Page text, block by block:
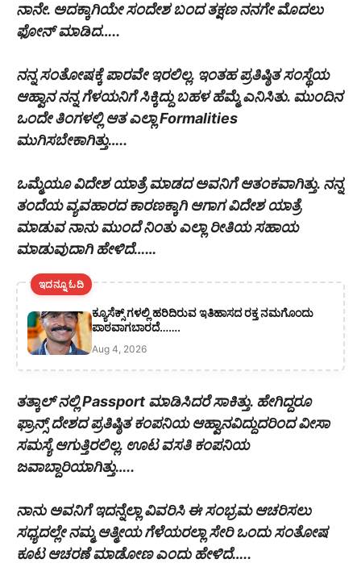
ನಾನೇ. ಅದಕ್ಕಾಗಿಯೇ ಸಂದೇಶ ಬಂದ ತಕ್ಷಣ ನನಗೇ ಮೊದಲು
ಫೋನ್ ಮಾಡಿದ…..
ನನ್ನ ಸಂತೋಷಕ್ಕೆ ಪಾರವೇ ಇರಲಿಲ್ಲ. ಇಂತಹ ಪ್ರತಿಷ್ಠಿತ ಸಂಸ್ಥೆಯ
ಆಹ್ವಾನ ನನ್ನ ಗೆಳಯನಿಗೆ ಸಿಕ್ಕಿದ್ದು ಬಹಳ ಹೆಮ್ಮೆ ಎನಿಸಿತು. ಮುಂದಿನ
ಒಂದೇ ತಿಂಗಳಲ್ಲಿ ಆತ ಎಲ್ಲಾ Formalities
ಮುಗಿಸಬೇಕಾಗಿತ್ತು…..
ಒಮ್ಮೆಯೂ ವಿದೇಶ ಯಾತ್ರೆ ಮಾಡದ ಅವನಿಗೆ ಆತಂಕವಾಗಿತ್ತು. ನನ್ನ
ತಂದೆಯ ವ್ಯವಹಾರದ ಕಾರಣಕ್ಕಾಗಿ ಆಗಾಗ ವಿದೇಶ ಯಾತ್ರೆ
ಮಾಡುವ ನಾನು ಮುಂದೆ ನಿಂತು ಎಲ್ಲಾ ರೀತಿಯ ಸಹಾಯ
ಮಾಡುವುದಾಗಿ ಹೇಳಿದೆ……
ಇದನ್ನೂ ಓದಿ
ಕ್ಯೂಸೆಕ್ಸ್ ಗಳಲ್ಲಿ ಹರಿದಿರುವ ಇತಿಹಾಸದ ರಕ್ತ ನಮಗೊಂದು
ಪಾಠವಾಗಬಾರದೆ…….
Aug 4, 2026
ತತ್ಕಾಲ್ ನಲ್ಲಿ Passport ಮಾಡಿಸಿದರೆ ಸಾಕಿತ್ತು. ಹೇಗಿದ್ದರೂ
ಫ್ರಾನ್ಸ್ ದೇಶದ ಪ್ರತಿಷ್ಠಿತ ಕಂಪನಿಯ ಆಹ್ವಾನವಿದ್ದುದರಿಂದ ವೀಸಾ
ಸಮಸ್ಯೆ ಆಗುತ್ತಿರಲಿಲ್ಲ. ಊಟ ವಸತಿ ಕಂಪನಿಯ
ಜವಾಬ್ದಾರಿಯಾಗಿತ್ತು…..
ನಾನು ಅವನಿಗೆ ಇದನ್ನೆಲ್ಲಾ ವಿವರಿಸಿ ಈ ಸಂಭ್ರಮ ಆಚರಿಸಲು
ಸಧ್ಯದಲ್ಲೇ ನಮ್ಮ ಆತ್ಮೀಯ ಗೆಳೆಯರಲ್ಲಾ ಸೇರಿ ಒಂದು ಸಂತೋಷ
ಕೂಟ ಆಚರಣೆ ಮಾಡೋಣ ಎಂದು ಹೇಳಿದೆ…..